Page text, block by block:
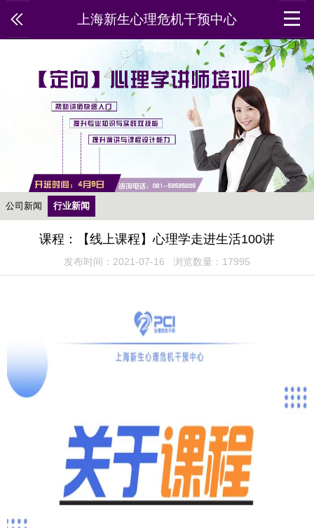
上海新生心理危机干预中心
公司新闻 行业新闻
课程：【线上课程】心理学走进生活100讲
发布时间：2021-07-16 浏览数量：17995